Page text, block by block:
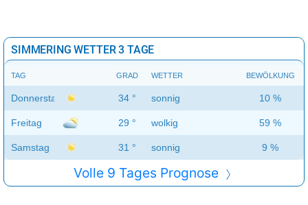
SIMMERING WETTER 3 TAGE
TAG GRAD WETTER BEWÖLKUNG
Donnerstag 34 ° sonnig 10 %
Freitag 29 ° wolkig 59 %
Samstag 31 ° sonnig 9 %
Volle 9 Tages Prognose